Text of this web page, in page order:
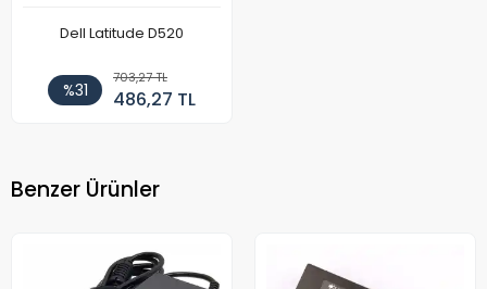
Dell Latitude D520
%31
703,27 TL
486,27 TL
Benzer Ürünler